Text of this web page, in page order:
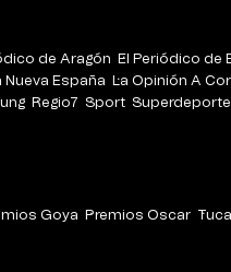
de Aragón
El Periódico de
Nueva España
La Opinión A
Regio7 Sport Superdeporte
Goya Premios Oscar